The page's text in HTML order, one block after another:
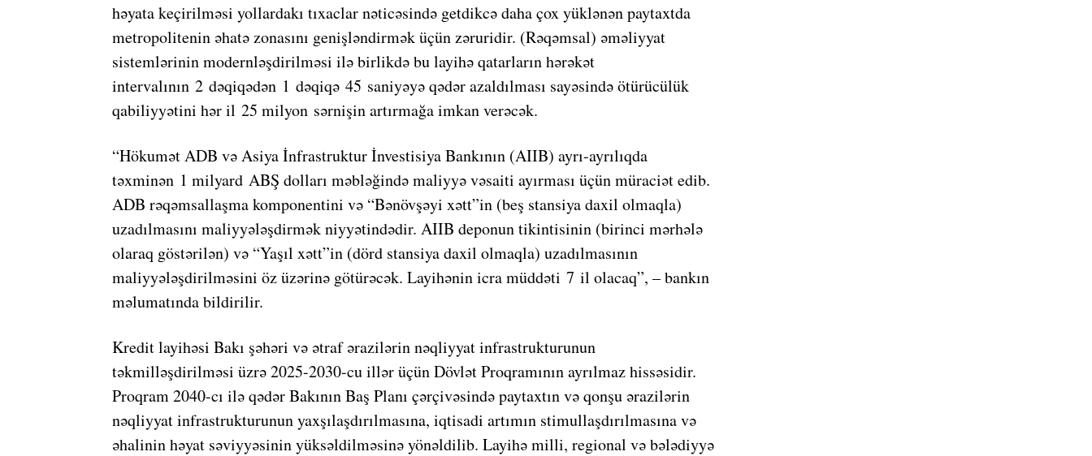
həyata keçirilməsi yollardakı tıxaclar nəticəsində getdikcə daha çox yüklənən paytaxtda
metropolitenin əhatə zonasını genişləndirmək üçün zəruridir. (Rəqəmsal) əməliyyat
sistemlərinin modernləşdirilməsi ilə birlikdə bu layihə qatarların hərəkət
intervalının 2 dəqiqədən 1 dəqiqə 45 saniyəyə qədər azaldılması sayəsində ötürücülük
qabiliyyətini hər il 25 milyon sərnişin artırmağa imkan verəcək.
“Hökumət ADB və Asiya İnfrastruktur İnvestisiya Bankının (AIIB) ayrı-ayrılıqda
təxminən 1 milyard ABŞ dolları məbləğində maliyyə vəsaiti ayırması üçün müraciət edib.
ADB rəqəmsallaşma komponentini və “Bənövşəyi xətt”in (beş stansiya daxil olmaqla)
uzadılmasını maliyyələşdirmək niyyətindədir. AIIB deponun tikintisinin (birinci mərhələ
olaraq göstərilən) və “Yaşıl xətt”in (dörd stansiya daxil olmaqla) uzadılmasının
maliyyələşdirilməsini öz üzərinə götürəcək. Layihənin icra müddəti 7 il olacaq”, – bankın
məlumatında bildirilir.
Kredit layihəsi Bakı şəhəri və ətraf ərazilərin nəqliyyat infrastrukturunun
təkmilləşdirilməsi üzrə 2025-2030-cu illər üçün Dövlət Proqramının ayrılmaz hissəsidir.
Proqram 2040-cı ilə qədər Bakının Baş Planı çərçivəsində paytaxtın və qonşu ərazilərin
nəqliyyat infrastrukturunun yaxşılaşdırılmasına, iqtisadi artımın stimullaşdırılmasına və
əhalinin həyat səviyyəsinin yüksəldilməsinə yönəldilib. Layihə milli, regional və bələdiyyə